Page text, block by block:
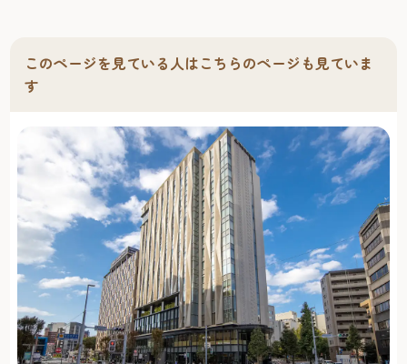
このページを見ている人はこちらのページも見ていま
す